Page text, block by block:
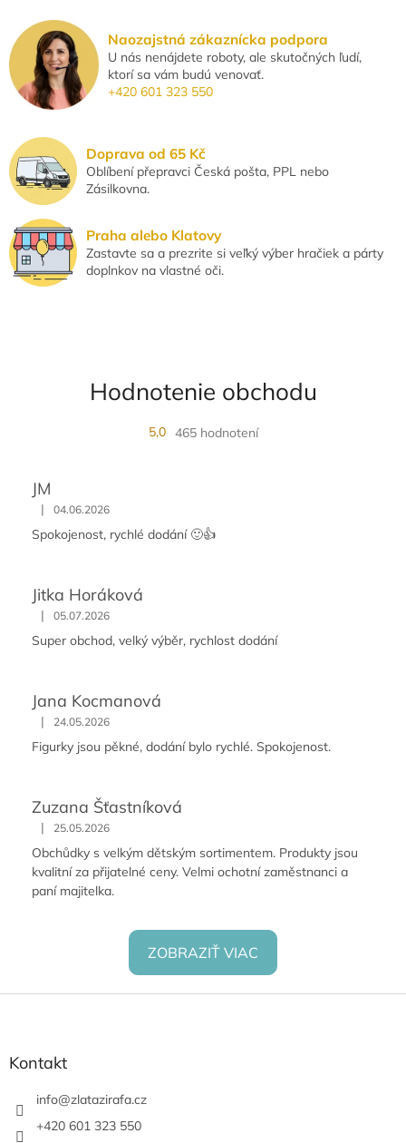
á
d
a
c
p
r
v
v
ý
p
Naozajstná zákaznícka podpora
U nás nenájdete roboty, ale skutočných ľudí,
ktorí sa vám budú venovať.
+420 601 323 550
Doprava od 65 Kč
Oblíbení přepravci Česká pošta, PPL nebo
Zásilkovna.
Praha alebo Klatovy
Zastavte sa a prezrite si veľký výber hračiek a párty
doplnkov na vlastné oči.
Hodnotenie obchodu
5,0 465 hodnotení
JM
| 04.06.2026
Spokojenost, rychlé dodání 🙂👍
Jitka Horáková
| 05.07.2026
Super obchod, velký výběr, rychlost dodání
Jana Kocmanová
| 24.05.2026
Figurky jsou pěkné, dodání bylo rychlé. Spokojenost.
Zuzana Šťastníková
| 25.05.2026
Obchůdky s velkým dětským sortimentem. Produkty jsou
kvalitní za přijatelné ceny. Velmi ochotní zaměstnanci a
paní majitelka.
ZOBRAZIŤ VIAC
Z
Kontakt
info@zlatazirafa.cz
+420 601 323 550